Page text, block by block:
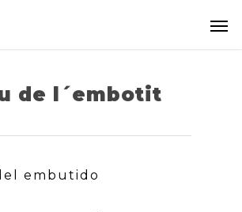
de l´embotit
embutido